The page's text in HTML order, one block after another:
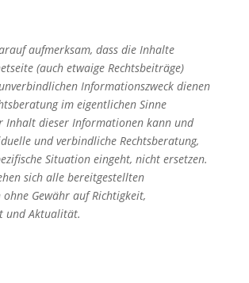
aufmerksam, dass die Inhalte
(auch etwaige Rechtsbeiträge)
Informationszweck dienen
im eigentlichen Sinne
Inhalt dieser Informationen kann und
und verbindliche Rechtsberatung,
Situation eingeht, nicht ersetzen.
sich alle bereitgestellten
Gewähr auf Richtigkeit,
und Aktualität.